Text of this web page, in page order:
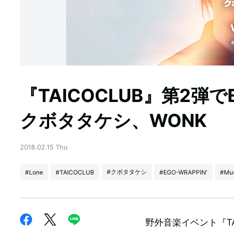
『TAICOCLUB』第2弾
クボタタケシ、WONK
2018.02.15 Thu
#Lone #TAICOCLUB #クボタタケシ #EGO-WRAPPIN'
野外音楽イベント『